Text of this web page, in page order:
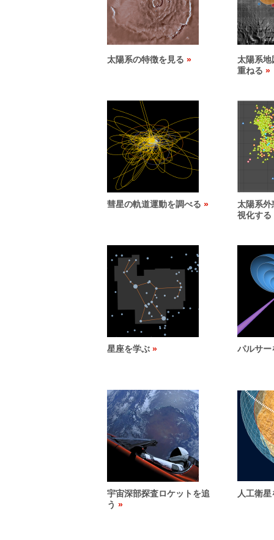
太陽系の特徴を見る
太陽系地
重ねる
彗星の軌道運動を調べる
太陽系外
視化する
星座を学ぶ パルサー
宇宙深部探査ロケットを追
う
人工衛